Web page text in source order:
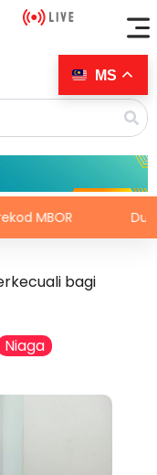
Dua
bagi
Niaga
MS